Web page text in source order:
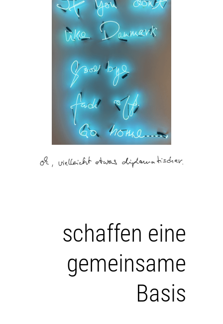
schaffen eine
gemeinsame
Basis